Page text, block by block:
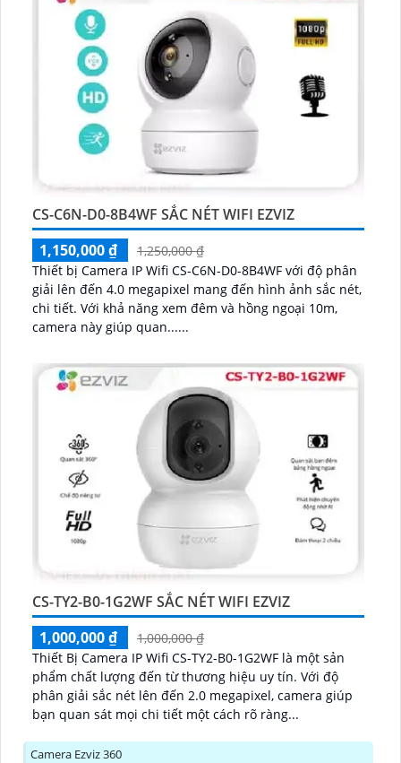
CS-C6N-D0-8B4WF SẮC NÉT WIFI EZVIZ
1,150,000 ₫
1,250,000 ₫
Thiết bị Camera IP Wifi CS-C6N-D0-8B4WF với độ phân
giải lên đến 4.0 megapixel mang đến hình ảnh sắc nét,
chi tiết. Với khả năng xem đêm và hồng ngoại 10m,
camera này giúp quan......
CS-TY2-B0-1G2WF SẮC NÉT WIFI EZVIZ
1,000,000 ₫
1,000,000 ₫
Thiết Bị Camera IP Wifi CS-TY2-B0-1G2WF là một sản
phẩm chất lượng đến từ thương hiệu uy tín. Với độ
phân giải sắc nét lên đến 2.0 megapixel, camera giúp
bạn quan sát mọi chi tiết một cách rõ ràng...
Camera Ezviz 360